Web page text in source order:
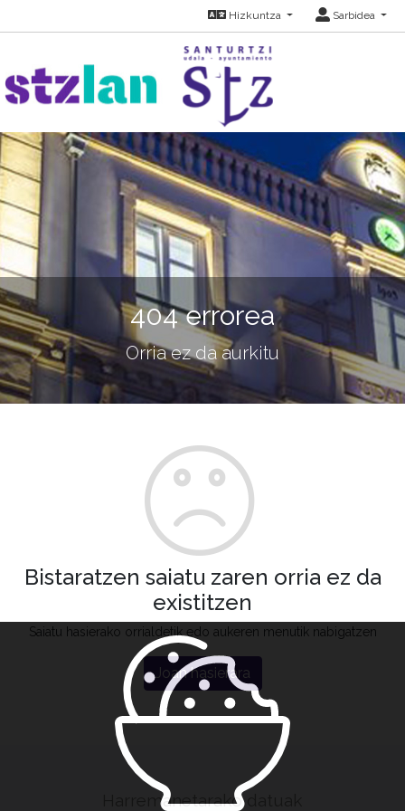
Hizkuntza Sarbidea
404 errorea
Orria ez da aurkitu
Bistaratzen saiatu zaren orria ez da
existitzen
Saiatu hasierako orrialdetik edo aukeren menutik nabigatzen
Joan hasierara
Harremanetarako datuak